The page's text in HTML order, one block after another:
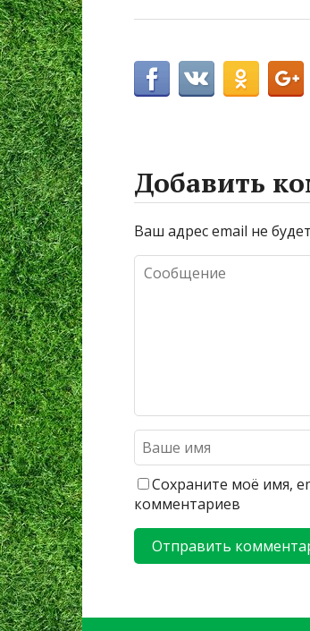
Добавить
Ваш адрес email не
Сохраните моё имя,
комментариев